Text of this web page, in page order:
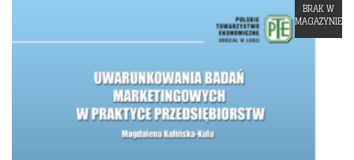
BRAK W
MAGAZYNIE